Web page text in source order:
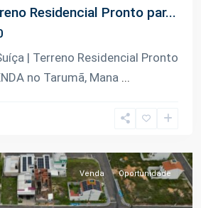
Residencial Pronto par...
| Terreno Residencial Pronto
no Tarumã, Mana ...
Venda Oportunidade